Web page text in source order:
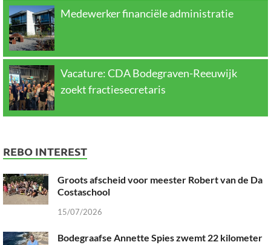
Medewerker financiële administratie
Vacature: CDA Bodegraven-Reeuwijk
zoekt fractiesecretaris
REBO INTEREST
Groots afscheid voor meester Robert van de Da
Costaschool
15/07/2026
Bodegraafse Annette Spies zwemt 22 kilometer